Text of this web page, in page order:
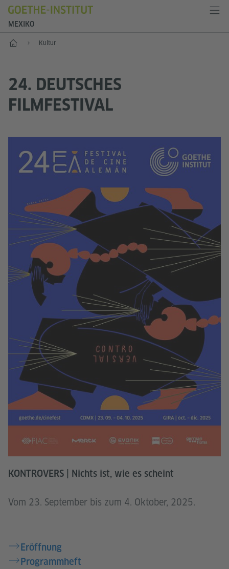
MEXIKO
Start Kultur
24. DEUTSCHES
FILMFESTIVAL
KONTROVERS | Nichts ist, wie es scheint
Vom 23. September bis zum 4. Oktober, 2025.
Eröffnung
Programmheft